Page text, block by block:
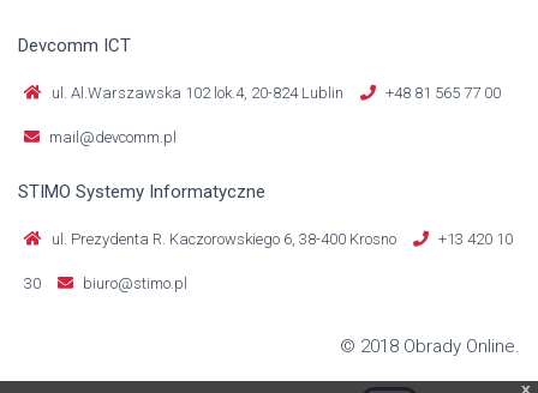
Devcomm ICT
ul. Al.Warszawska 102 lok.4, 20-824 Lublin +48 81 565 77 00
mail@devcomm.pl
STIMO Systemy Informatyczne
ul. Prezydenta R. Kaczorowskiego 6, 38-400 Krosno +13 420 10
30 biuro@stimo.pl
© 2018 Obrady Online.
x